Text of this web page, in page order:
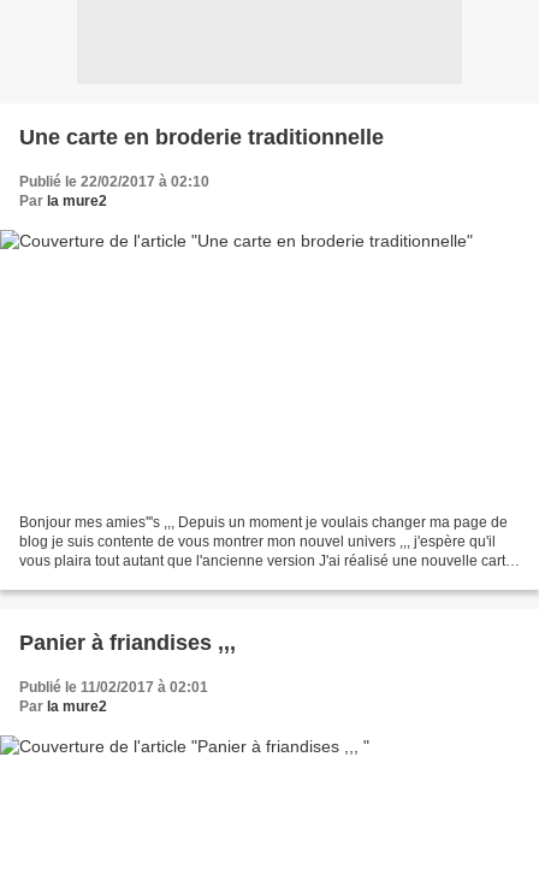
Une carte en broderie traditionnelle
Publié le 22/02/2017 à 02:10
Par la mure2
Bonjour mes amies'''s ,,, Depuis un moment je voulais changer ma page de
blog je suis contente de vous montrer mon nouvel univers ,,, j'espère qu'il
vous plaira tout autant que l'ancienne version J'ai réalisé une nouvelle carte
Panier à friandises ,,,
Publié le 11/02/2017 à 02:01
Par la mure2